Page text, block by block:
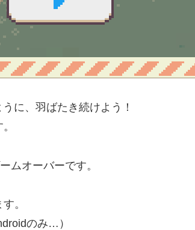
に、羽ばたき続けよう！
ムオーバーです。
。
のみ…）